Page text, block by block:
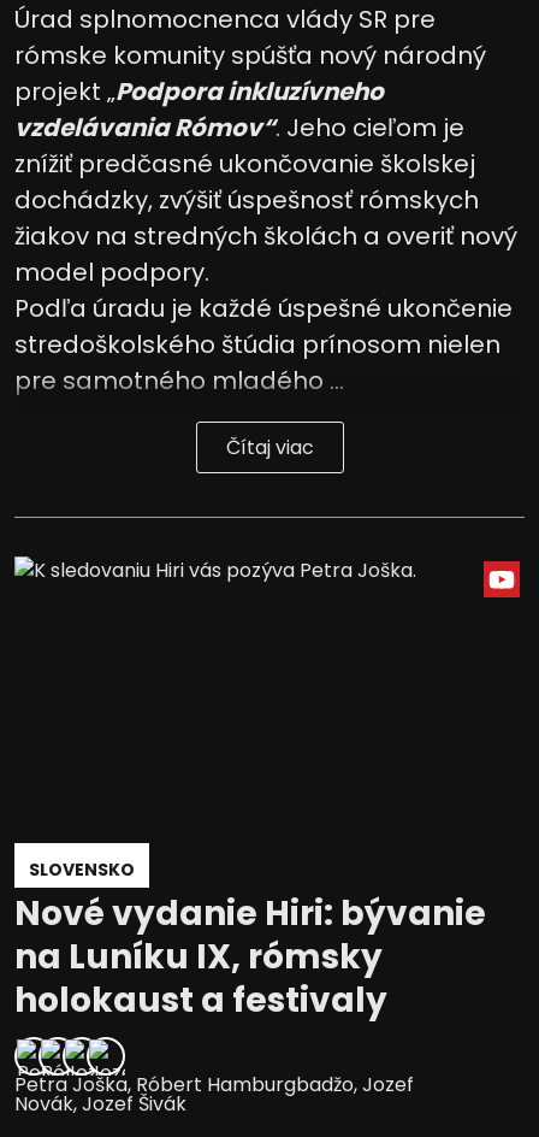
Úrad splnomocnenca vlády SR pre
rómske komunity spúšťa nový národný
projekt „Podpora inkluzívneho
vzdelávania Rómov“. Jeho cieľom je
znížiť predčasné ukončovanie školskej
dochádzky, zvýšiť úspešnosť rómskych
žiakov na stredných školách a overiť nový
model podpory.
Podľa úradu je každé úspešné ukončenie
stredoškolského štúdia prínosom nielen
pre samotného mladého ...
Čítaj viac
SLOVENSKO
Nové vydanie Hiri: bývanie
na Luníku IX, rómsky
holokaust a festivaly
Petra Joška, Róbert Hamburgbadžo,Jozef
Novák,Jozef Šivák